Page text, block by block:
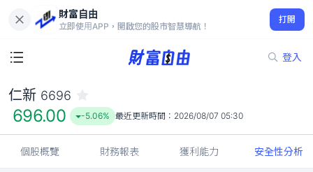
財富自由
立即使用APP，開啟您的股市智慧導航！
打開
登入
696.00
-5.06%
仁新 6696
696.00 -5.06% 最近更新時間： 2026/08/07 05:30
個股概覽 財務報表 獲利能力 安全性分析